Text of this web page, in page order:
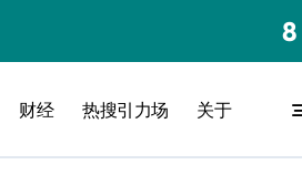
8
财经 热搜引力场 关于